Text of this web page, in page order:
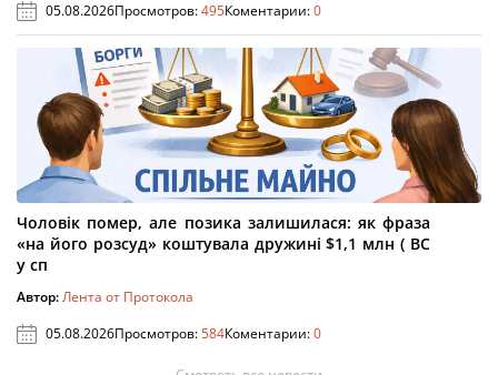
05.08.2026Просмотров:495Коментарии:0
Чоловік помер, але позика залишилася: як фраза
«на його розсуд» коштувала дружині $1,1 млн ( ВС
у сп
Автор:Лента от Протокола
05.08.2026Просмотров:584Коментарии:0